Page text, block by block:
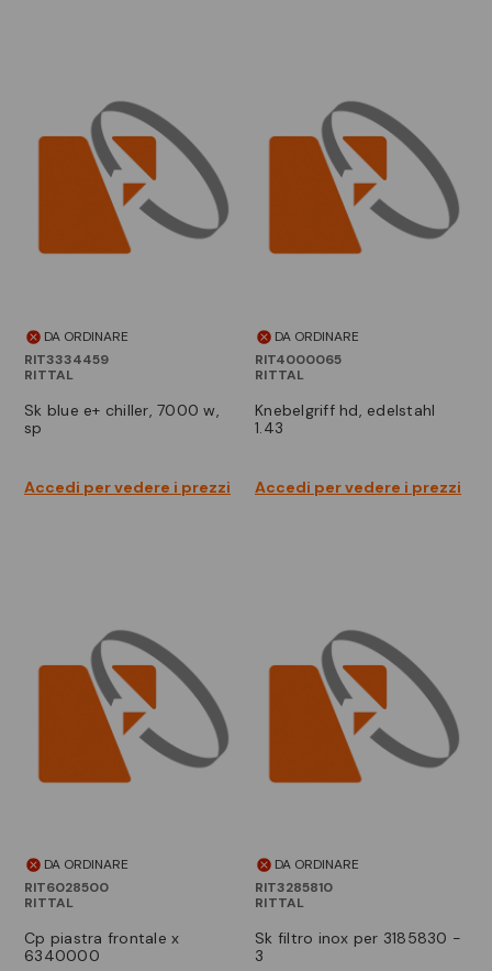
DA ORDINARE
RIT3334459
RITTAL
sk blue e+ chiller, 7000 w,
sp
Accedi per vedere i prezzi
DA ORDINARE
RIT4000065
RITTAL
knebelgriff hd, edelstahl
1.43
Accedi per vedere i prezzi
DA ORDINARE
RIT6028500
RITTAL
cp piastra frontale x
6340000
DA ORDINARE
RIT3285810
RITTAL
sk filtro inox per 3185830 -
3